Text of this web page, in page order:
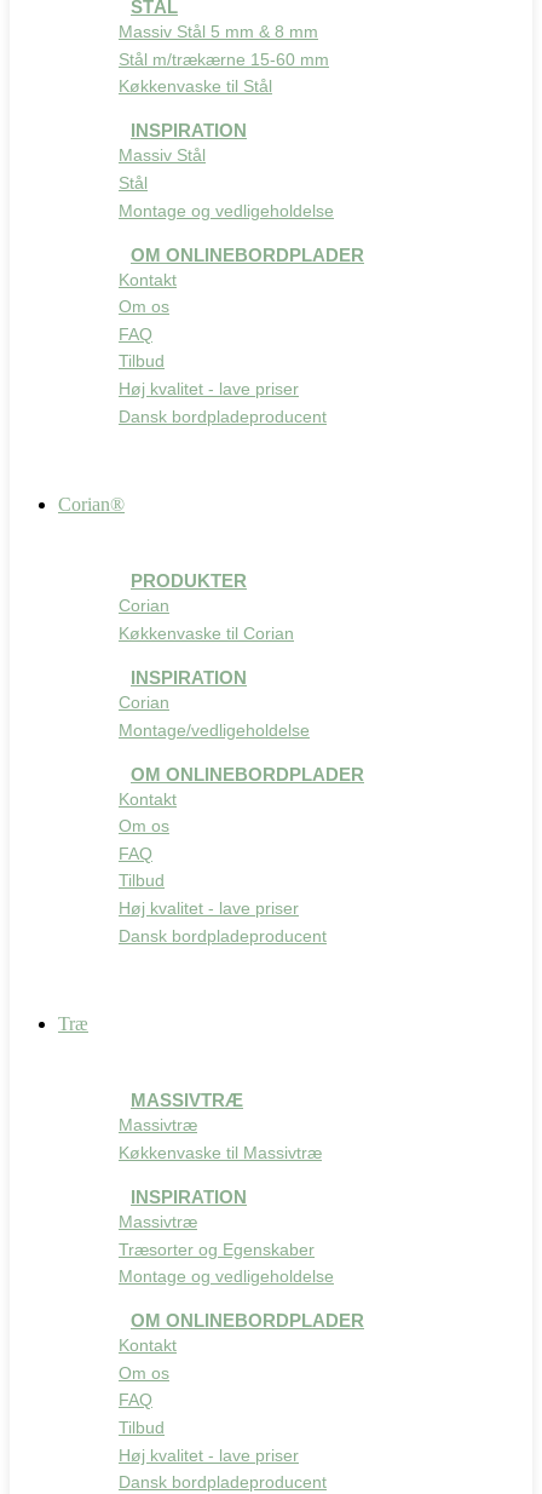
STÅL
Massiv Stål 5 mm & 8 mm
Stål m/trækærne 15-60 mm
Køkkenvaske til Stål
INSPIRATION
Massiv Stål
Stål
Montage og vedligeholdelse
OM ONLINEBORDPLADER
Kontakt
Om os
FAQ
Tilbud
Høj kvalitet - lave priser
Dansk bordpladeproducent
Corian®
PRODUKTER
Corian
Køkkenvaske til Corian
INSPIRATION
Corian
Montage/vedligeholdelse
OM ONLINEBORDPLADER
Kontakt
Om os
FAQ
Tilbud
Høj kvalitet - lave priser
Dansk bordpladeproducent
Træ
MASSIVTRÆ
Massivtræ
Køkkenvaske til Massivtræ
INSPIRATION
Massivtræ
Træsorter og Egenskaber
Montage og vedligeholdelse
OM ONLINEBORDPLADER
Kontakt
Om os
FAQ
Tilbud
Høj kvalitet - lave priser
Dansk bordpladeproducent